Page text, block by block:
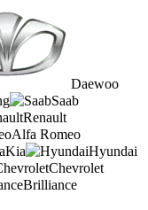
Daewoo
Saab
Renault
Alfa Romeo
Kia
Hyundai
Chevrolet
Brilliance